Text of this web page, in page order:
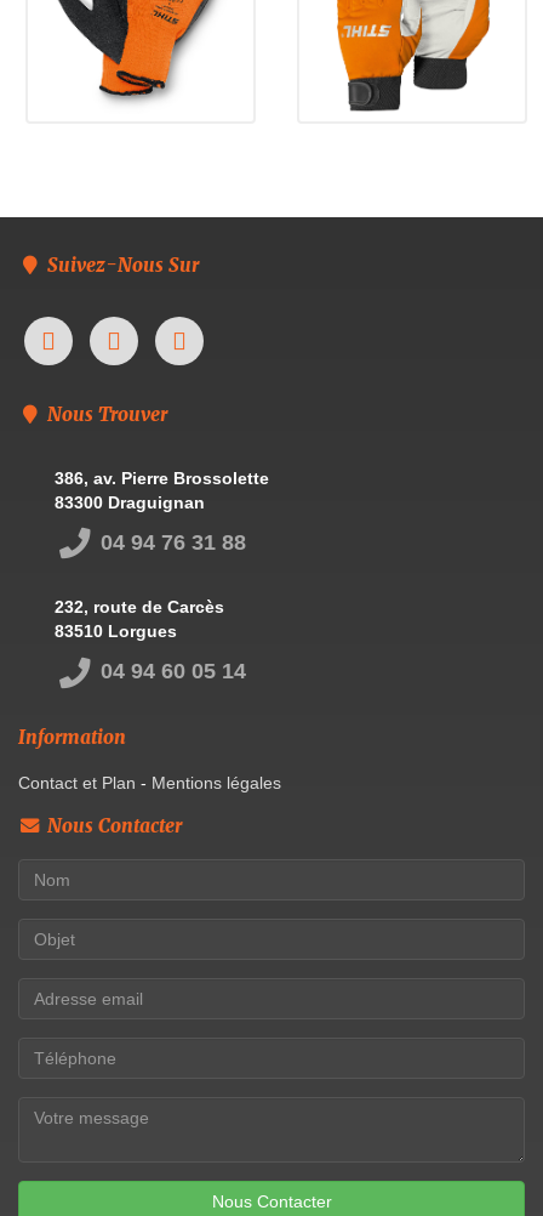
Suivez-Nous Sur
Nous Trouver
386, av. Pierre Brossolette
83300 Draguignan
04 94 76 31 88
232, route de Carcès
83510 Lorgues
04 94 60 05 14
Information
Contact et Plan - Mentions légales
Nous Contacter
Nous Contacter